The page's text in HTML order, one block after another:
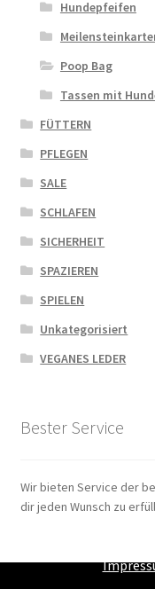
Hundepfeifen
Poop Bag
Tassen mit
FÜTTERN
PFLEGEN
SALE
SCHLAFEN
SICHERHEIT
SPAZIEREN
SPIELEN
Unkategorisiert
VEGANES LEDER
Bester Service
Wir bieten Service der
dir jeden Wunsch zu